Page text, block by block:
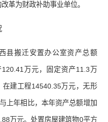
革为财政补助事业单位。
县搬迁安置办公室资产总额
120.41 万元，固定资产11.3 万
在建工程14540.35万元，无形
上年相比，本年资产总额增加
万元。处置房屋建筑物0平方